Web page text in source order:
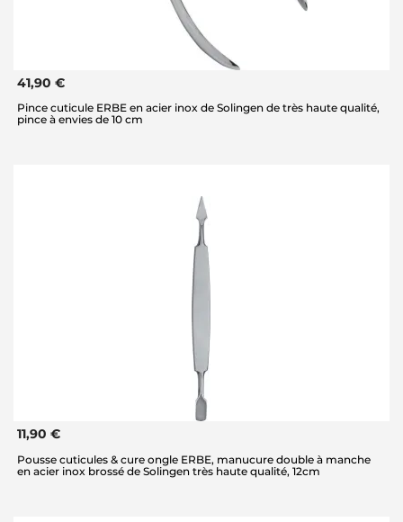
41,90 €
Pince cuticule ERBE en acier inox de Solingen de très haute qualité,
pince à envies de 10 cm
11,90 €
Pousse cuticules & cure ongle ERBE, manucure double à manche
en acier inox brossé de Solingen très haute qualité, 12cm